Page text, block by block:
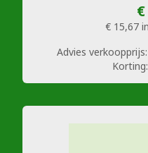
€ 15,67
Advies verkoopprijs:
Korting: